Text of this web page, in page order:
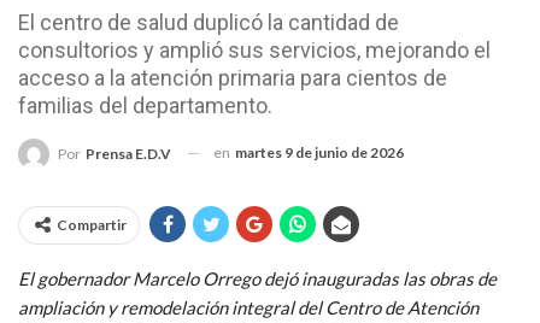
El centro de salud duplicó la cantidad de
consultorios y amplió sus servicios, mejorando el
acceso a la atención primaria para cientos de
familias del departamento.
Por Prensa E.D.V en martes 9 de junio de 2026
Compartir
El gobernador Marcelo Orrego dejó inauguradas las obras de
ampliación y remodelación integral del Centro de Atención